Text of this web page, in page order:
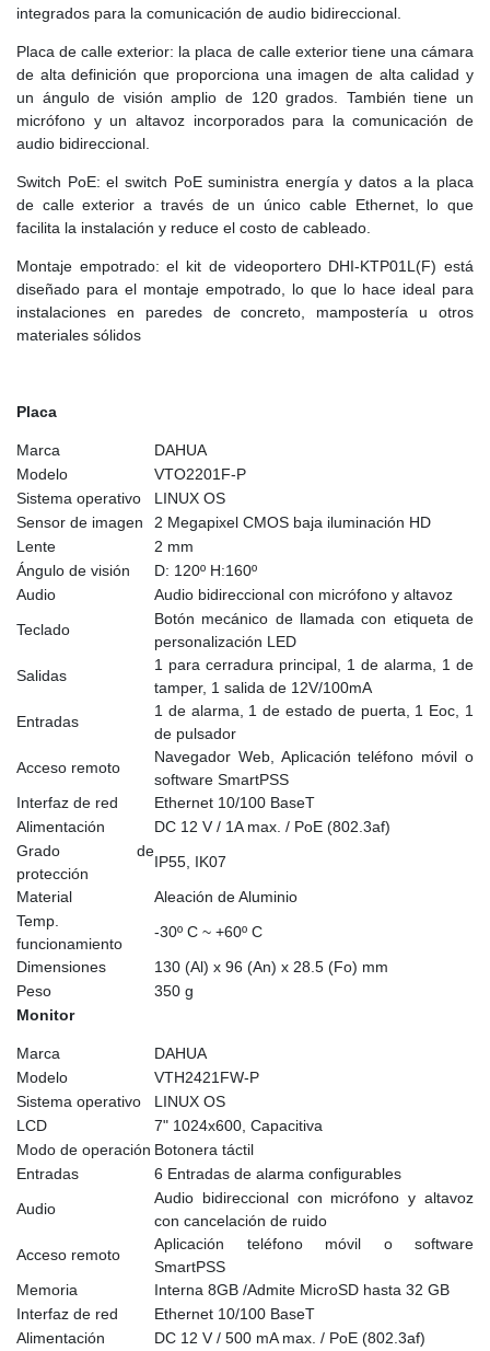
integrados para la comunicación de audio bidireccional.
Placa de calle exterior: la placa de calle exterior tiene una cámara
de alta definición que proporciona una imagen de alta calidad y
un ángulo de visión amplio de 120 grados. También tiene un
micrófono y un altavoz incorporados para la comunicación de
audio bidireccional.
Switch PoE: el switch PoE suministra energía y datos a la placa
de calle exterior a través de un único cable Ethernet, lo que
facilita la instalación y reduce el costo de cableado.
Montaje empotrado: el kit de videoportero DHI-KTP01L(F) está
diseñado para el montaje empotrado, lo que lo hace ideal para
instalaciones en paredes de concreto, mampostería u otros
materiales sólidos
Placa
Marca
DAHUA
Modelo
VTO2201F-P
Sistema operativo
LINUX OS
Sensor de imagen
2 Megapixel CMOS baja iluminación HD
Lente
2 mm
Ángulo de visión
D: 120º H:160º
Audio
Audio bidireccional con micrófono y altavoz
Teclado
Botón mecánico de llamada con etiqueta de
personalización LED
Salidas
1 para cerradura principal, 1 de alarma, 1 de
tamper, 1 salida de 12V/100mA
Entradas
1 de alarma, 1 de estado de puerta, 1 Eoc, 1
de pulsador
Acceso remoto
Navegador Web, Aplicación teléfono móvil o
software SmartPSS
Interfaz de red
Ethernet 10/100 BaseT
Alimentación
DC 12 V / 1A max. / PoE (802.3af)
Grado de
protección
IP55, IK07
Material
Aleación de Aluminio
Temp.
funcionamiento
-30º C ~ +60º C
Dimensiones
130 (Al) x 96 (An) x 28.5 (Fo) mm
Peso
350 g
Monitor
Marca
DAHUA
Modelo
VTH2421FW-P
Sistema operativo
LINUX OS
LCD
7" 1024x600, Capacitiva
Modo de operación Botonera táctil
Entradas
6 Entradas de alarma configurables
Audio
Audio bidireccional con micrófono y altavoz
con cancelación de ruido
Acceso remoto
Aplicación teléfono móvil o software
SmartPSS
Memoria
Interna 8GB /Admite MicroSD hasta 32 GB
Interfaz de red
Ethernet 10/100 BaseT
Alimentación
DC 12 V / 500 mA max. / PoE (802.3af)